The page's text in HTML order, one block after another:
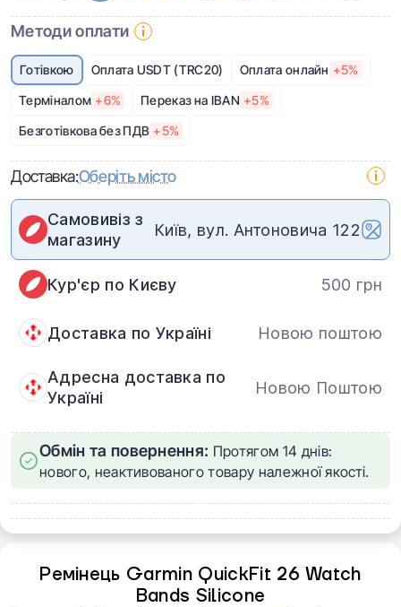
Методи оплати
Готівкою Оплата USDT (TRC20) Оплата онлайн +5%
Терміналом +6% Переказ на IBAN +5%
Безготівкова без ПДВ +5%
Доставка:Оберіть місто
Самовивіз з
магазину
Київ, вул. Антоновича 122
Кур'єр по Києву 500 грн
Доставка по Україні Новою поштою
Адресна доставка по
Україні
Новою Поштою
Обмін та повернення: Протягом 14 днів:
нового, неактивованого товару належної якості.
Ремінець Garmin QuickFit 26 Watch
Bands Silicone